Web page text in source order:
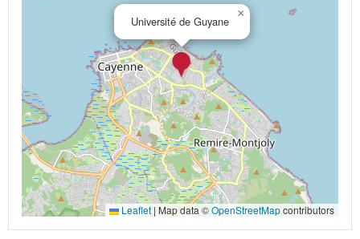
Université de Guyane
×
Leaflet|Map data ©OpenStreetMapcontributors